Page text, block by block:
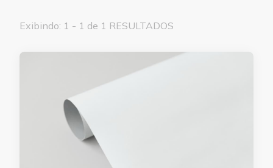
Exibindo: 1 - 1 de 1 RESULTADOS